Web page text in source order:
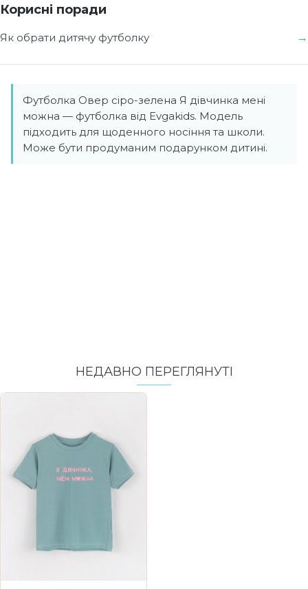
Корисні поради
Як обрати дитячу футболку
Футболка Овер сіро-зелена Я дівчинка мені
можна — футболка від Evgakids. Модель
підходить для щоденного носіння та школи.
Може бути продуманим подарунком дитині.
НЕДАВНО ПЕРЕГЛЯНУТI